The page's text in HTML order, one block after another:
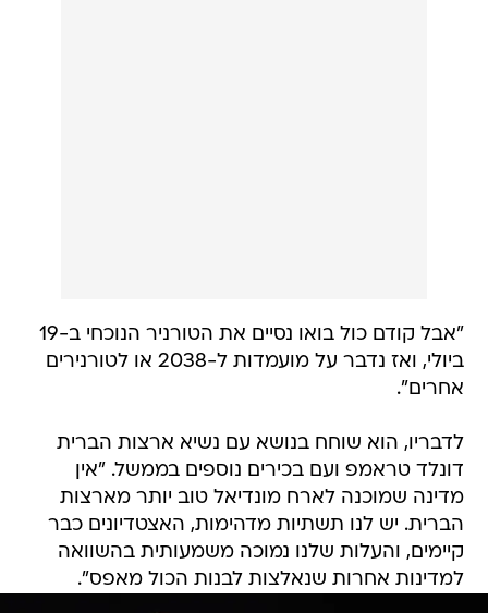
"אבל קודם כול בואו נסיים את הטורניר הנוכחי ב-19
ביולי, ואז נדבר על מועמדות ל-2038 או לטורנירים
אחרים".
לדבריו, הוא שוחח בנושא עם נשיא ארצות הברית
דונלד טראמפ ועם בכירים נוספים בממשל. "אין
מדינה שמוכנה לארח מונדיאל טוב יותר מארצות
הברית. יש לנו תשתיות מדהימות, האצטדיונים כבר
קיימים, והעלות שלנו נמוכה משמעותית בהשוואה
למדינות אחרות שנאלצות לבנות הכול מאפס".